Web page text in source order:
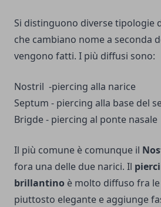
Si distinguono diverse tipologie
che cambiano nome a seconda
vengono fatti. I più diffusi sono:
Nostril -piercing alla narice
Septum - piercing alla base del
Brigde - piercing al ponte nasale
Il più comune è comunque il
fora una delle due narici. Il
brillantino è molto diffuso fra
piuttosto elegante e aggiunge